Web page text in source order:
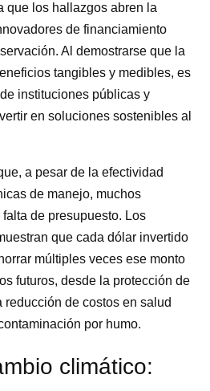
que los hallazgos abren la
de financiamiento
Al demostrarse que la
tangibles y medibles, es
instituciones públicas y
en soluciones sostenibles al
a pesar de la efectividad
de manejo, muchos
de presupuesto. Los
que cada dólar invertido
múltiples veces ese monto
futuros, desde la protección de
reducción de costos en salud
por humo.
climático: